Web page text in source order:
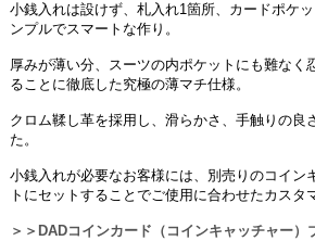
小銭入れは設けず、札入れ1箇所、カードポケ
ンプルでスマートな作り。
厚みが薄い分、スーツの内ポケットにも難なく
ることに徹底した究極の薄マチ仕様。
クロム鞣し革を採用し、滑らかさ、手触りの良
た。
小銭入れが必要なお客様には、別売りのコイン
トにセットすることでご使用に合わせたカスタ
＞＞DADコインカード（コインキャッチャー）